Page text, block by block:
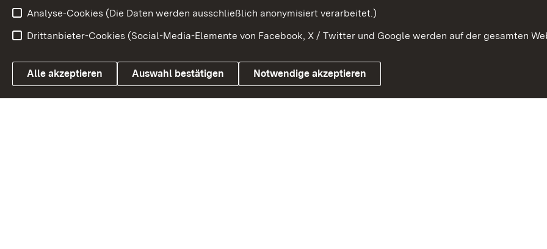
Link zum Landesportal
Impressum
Analyse-Cookies (Die Daten werden ausschließlich anonymisiert verarbeitet.)
Drittanbieter-Cookies (Social-Media-Elemente von Facebook, X / Twitter und Google werden auf der gesamten
Alle akzeptieren Auswahl bestätigen Notwendige akzeptieren